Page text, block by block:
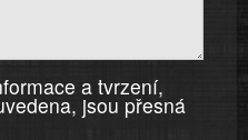
a tvrzení,
jsou přesná